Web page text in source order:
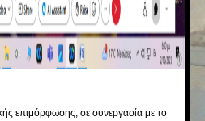
επιμόρφωσης, σε συνεργασία με το